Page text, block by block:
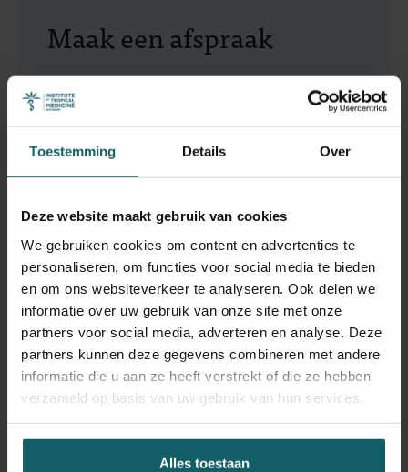
Toestemming Details Over
Deze website maakt gebruik van cookies
We gebruiken cookies om content en advertenties te
personaliseren, om functies voor social media te bieden
en om ons websiteverkeer te analyseren. Ook delen we
informatie over uw gebruik van onze site met onze
partners voor social media, adverteren en analyse. Deze
partners kunnen deze gegevens combineren met andere
informatie die u aan ze heeft verstrekt of die ze hebben
verzameld op basis van uw gebruik van hun services.
Alles toestaan
Maak een afspraak
Heeft een kind medische zorg nodig in verband
met een infectieziekte of een reisgerelateerde
aandoening? Maak een afspraak in onze kliniek.
Onze experts